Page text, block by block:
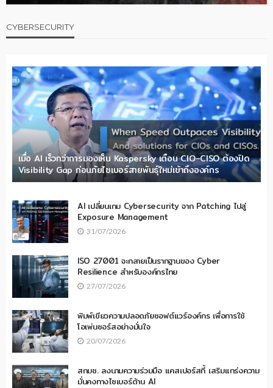
CYBERSECURITY
เมื่อ AI เร็วกว่าการมองเห็น Kaspersky เตือน CIO-CISO ต้องปิด
Visibility Gap ก่อนภัยไซเบอร์สายพันธุ์ใหม่เข้าถึงองค์กร
AI เปลี่ยนเกม Cybersecurity จาก Patching ไปสู่
Exposure Management
31/07/2026
ISO 27001 จะกลายเป็นรากฐานของ Cyber
Resilience สำหรับองค์กรไทย
27/07/2026
พิมพ์เขียวความปลอดภัยซอฟต์แวร์องค์กร เพื่อการใช้
โอเพ่นซอร์สอย่างมั่นใจ
20/07/2026
สกมช. ลงนามความร่วมมือ แคสเปอร์สกี้ เสริมแกร่งความ
มั่นคงทางไซเบอร์ด้าน AI